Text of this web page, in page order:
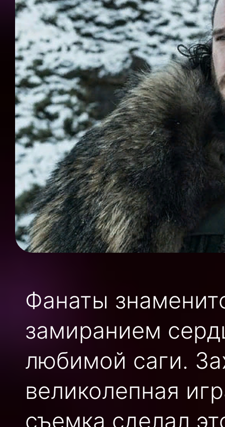
Фанаты
замиранием
любимой саги.
великолепная
съемка сделал